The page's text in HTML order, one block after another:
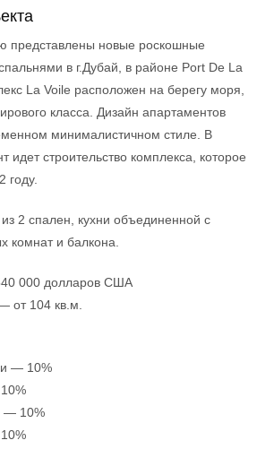
представлены новые роскошные
в г.Дубай, в районе Port De La
La Voile расположен на берегу моря,
класса. Дизайн апартаментов
минималистичном стиле. В
идет строительство комплекса, которое
году.
из 2 спален, кухни объединенной с
комнат и балкона.
000 долларов США
104 кв.м.
— 10%
— 10%